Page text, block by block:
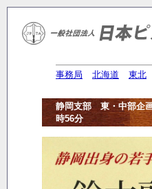
事務局 北海道 東北
静岡支部 東・中部
時56分